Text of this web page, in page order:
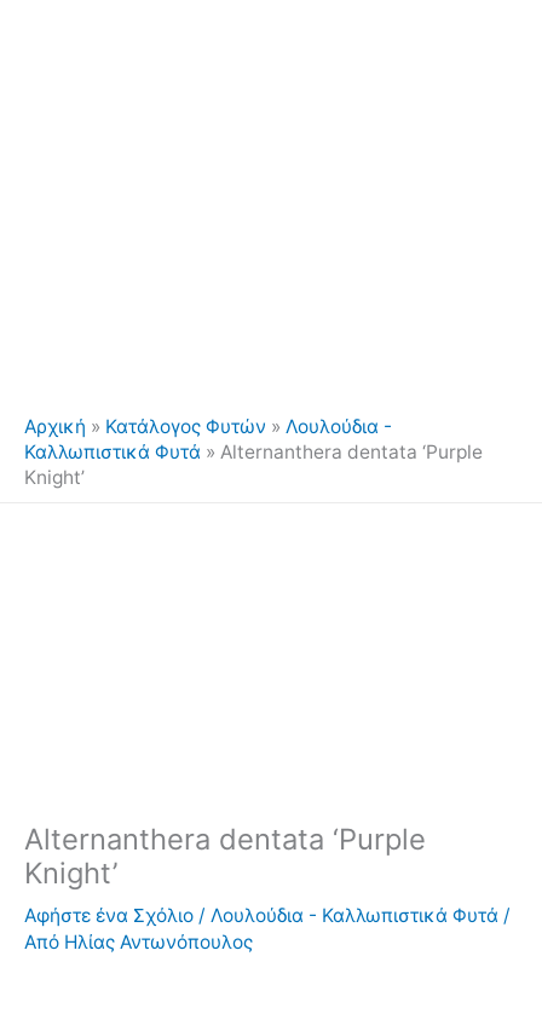
Αρχική » Κατάλογος Φυτών » Λουλούδια -
Καλλωπιστικά Φυτά » Alternanthera dentata ‘Purple
Knight’
Alternanthera dentata ‘Purple
Knight’
Αφήστε ένα Σχόλιο / Λουλούδια - Καλλωπιστικά Φυτά /
Από Ηλίας Αντωνόπουλος